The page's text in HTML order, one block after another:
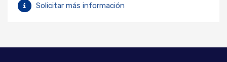
Solicitar más información